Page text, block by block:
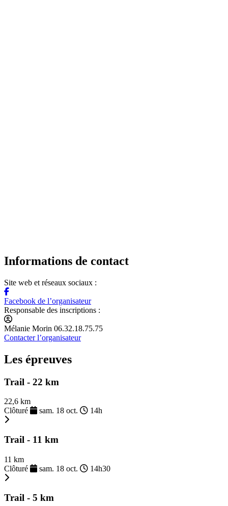
Informations de contact
Site web et réseaux sociaux :
Facebook de l’organisateur
Responsable des inscriptions :
Mélanie Morin 06.32.18.75.75
Contacter l’organisateur
Les épreuves
Trail - 22 km
22,6 km
Clôturé
sam. 18 oct. 14h
Trail - 11 km
11 km
Clôturé
sam. 18 oct. 14h30
Trail - 5 km